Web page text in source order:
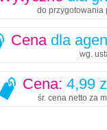
do przygotowania
Cena dla
wg.
Cena: 4,99
śr. cena netto za m